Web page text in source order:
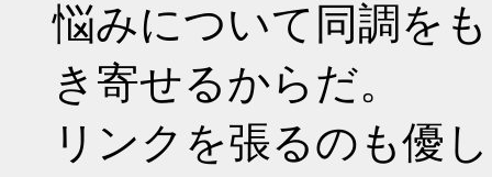
悩みについて同調を
き寄せるからだ。
リンクを張るのも優